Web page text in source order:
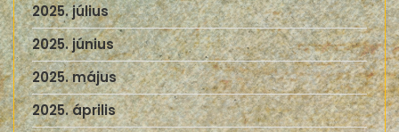
2025. július
2025. június
2025. május
2025. április